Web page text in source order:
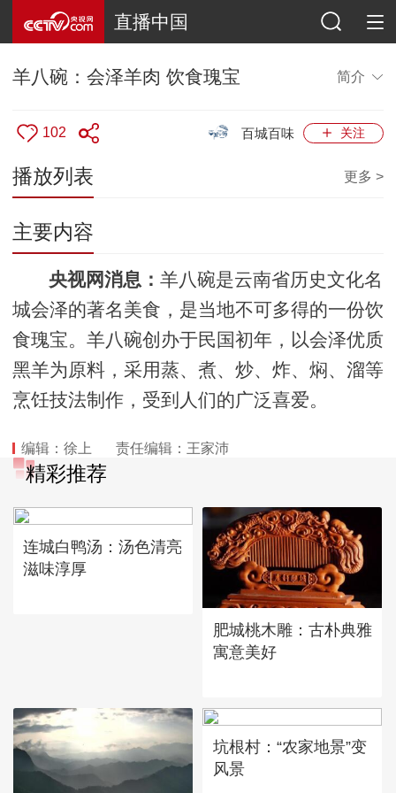
直播中国
羊八碗：会泽羊肉 饮食瑰宝 简介
102 关注
百城百味
播放列表 更多 >
主要内容
央视网消息： 羊八碗是云南省历史文化名
城会泽的著名美食，是当地不可多得的一份饮
食瑰宝。羊八碗创办于民国初年，以会泽优质
黑羊为原料，采用蒸、煮、炒、炸、焖、溜等
烹饪技法制作，受到人们的广泛喜爱。
编辑：徐上 责任编辑：王家沛
精彩推荐
连城白鸭汤：汤色清亮
滋味淳厚
肥城桃木雕：古朴典雅
寓意美好
坑根村：“农家地景”变
风景